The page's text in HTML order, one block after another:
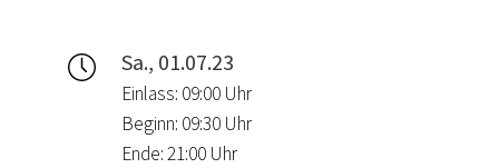
Sa., 01.07.23
Einlass: 09:00 Uhr
Beginn: 09:30 Uhr
Ende: 21:00 Uhr